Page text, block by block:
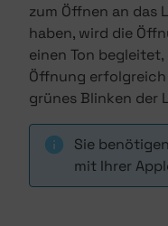
zum Öffnen an das
haben, wird die
einen Ton
Öffnung
grünes Blinken der
Sie
mit Ihrer